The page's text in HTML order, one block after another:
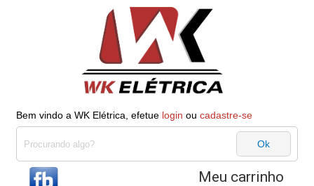
Bem vindo a WK Elétrica, efetue login ou cadastre-se
Meu carrinho